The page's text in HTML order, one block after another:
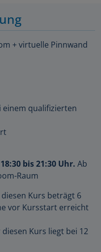
+ virtuelle Pinnwand
einem qualifizierten
18:30 bis 21:30 Uhr. Ab
Raum
Kurs beträgt 6
vor Kursstart erreicht
Kurs liegt bei 12